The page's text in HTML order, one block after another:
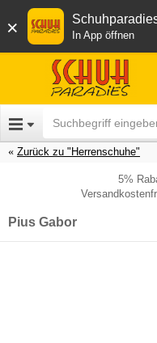
× In App öffnen
Zurück zu "Herrenschuhe"
5%
Pius Gabor